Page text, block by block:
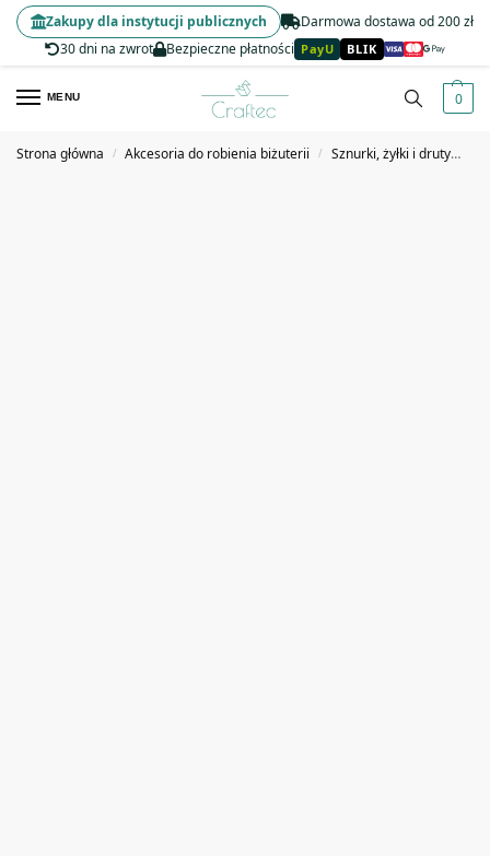
Darmowa dostawa od 200 zł
30 dni na zwrot
Bezpieczne płatności PayU BLIK
Zakupy dla instytucji publicznych
MENU 0
Strona główna / Akcesoria do robienia biżuterii / Sznurki, żyłki i druty